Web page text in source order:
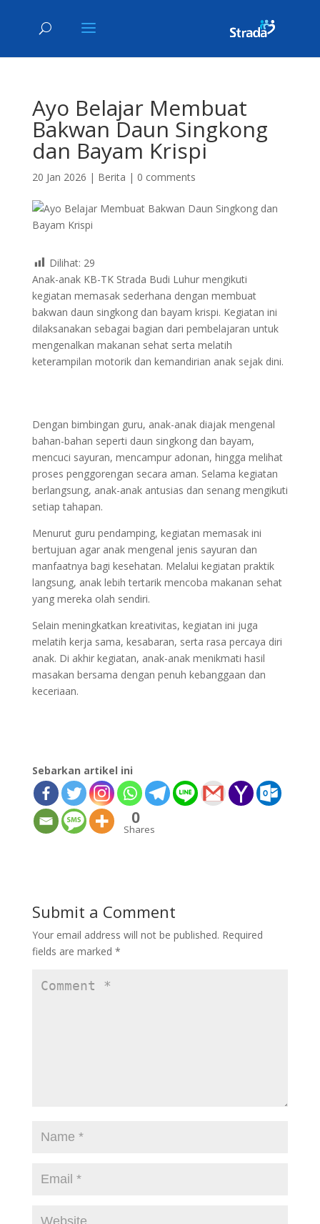
Ayo Belajar Membuat
Bakwan Daun Singkong
dan Bayam Krispi
20 Jan 2026 | Berita | 0 comments
Dilihat: 29
Anak-anak KB-TK Strada Budi Luhur mengikuti
kegiatan memasak sederhana dengan membuat
bakwan daun singkong dan bayam krispi. Kegiatan ini
dilaksanakan sebagai bagian dari pembelajaran untuk
mengenalkan makanan sehat serta melatih
keterampilan motorik dan kemandirian anak sejak dini.
Dengan bimbingan guru, anak-anak diajak mengenal
bahan-bahan seperti daun singkong dan bayam,
mencuci sayuran, mencampur adonan, hingga melihat
proses penggorengan secara aman. Selama kegiatan
berlangsung, anak-anak antusias dan senang mengikuti
setiap tahapan.
Menurut guru pendamping, kegiatan memasak ini
bertujuan agar anak mengenal jenis sayuran dan
manfaatnya bagi kesehatan. Melalui kegiatan praktik
langsung, anak lebih tertarik mencoba makanan sehat
yang mereka olah sendiri.
Selain meningkatkan kreativitas, kegiatan ini juga
melatih kerja sama, kesabaran, serta rasa percaya diri
anak. Di akhir kegiatan, anak-anak menikmati hasil
masakan bersama dengan penuh kebanggaan dan
keceriaan.
Sebarkan artikel ini
0
Shares
Submit a Comment
Your email address will not be published. Required
fields are marked *